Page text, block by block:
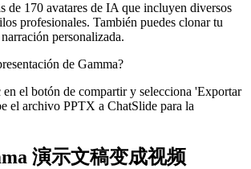
de 170 avatares de IA que incluyen diversos
profesionales. También puedes clonar tu
personalizada.
de Gamma?
el botón de compartir y selecciona 'Exportar
el archivo PPTX a ChatSlide para la
演示文稿变成视频